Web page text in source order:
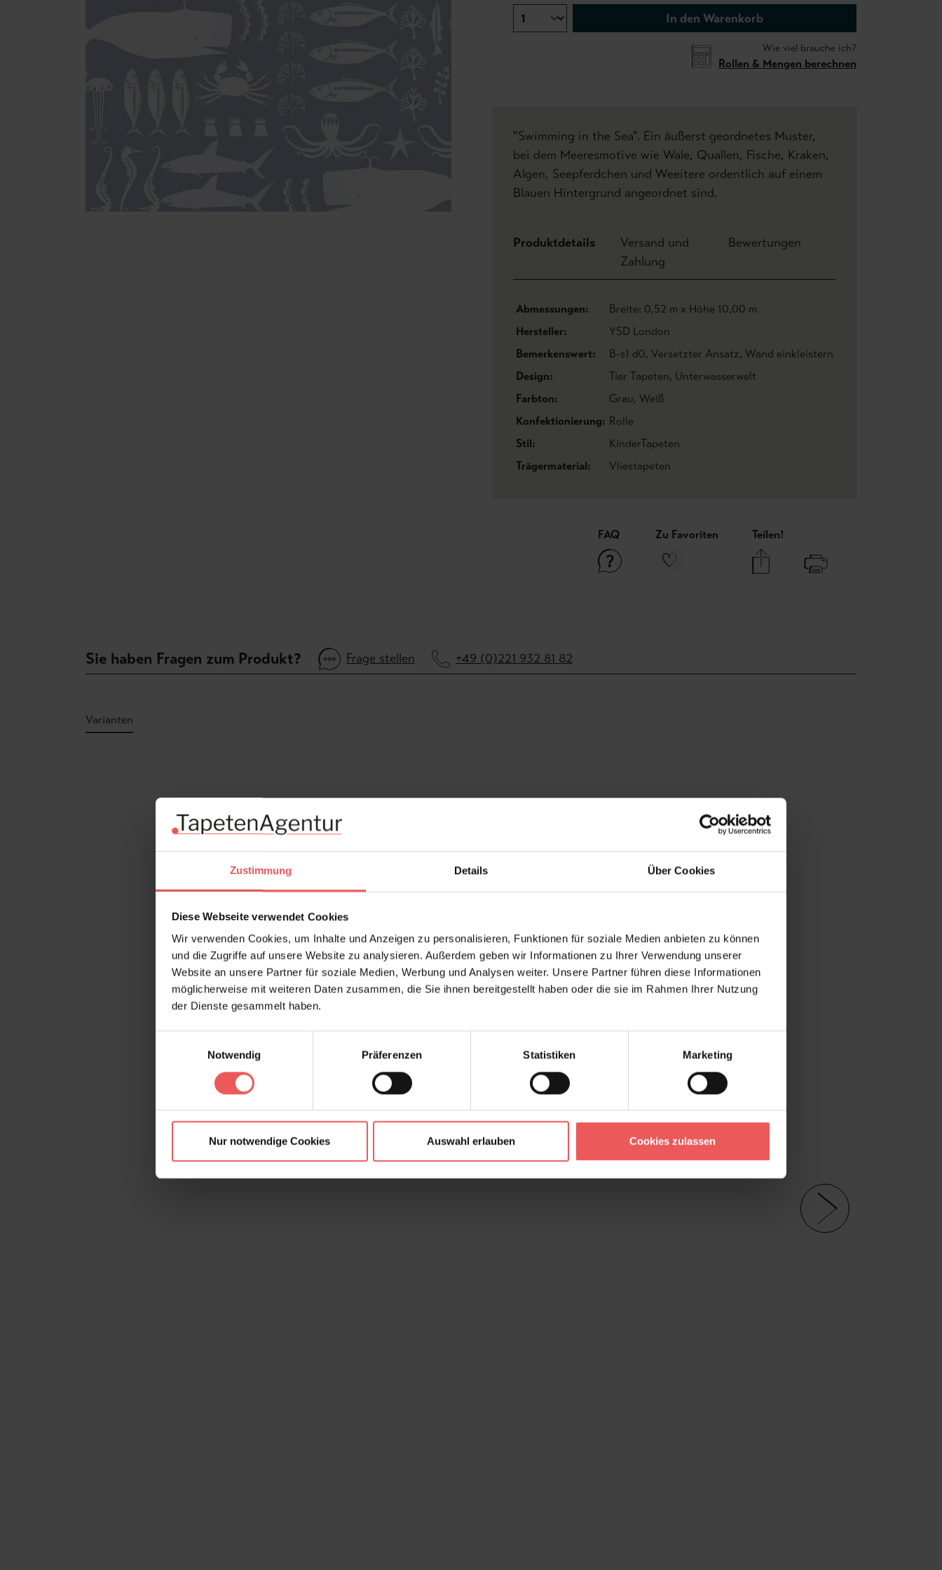
Zustimmung Details Über Cookies
Diese Webseite verwendet Cookies
Wir verwenden Cookies, um Inhalte und Anzeigen zu personalisieren, Funktionen für soziale Medien anbieten zu können
und die Zugriffe auf unsere Website zu analysieren. Außerdem geben wir Informationen zu Ihrer Verwendung unserer
Website an unsere Partner für soziale Medien, Werbung und Analysen weiter. Unsere Partner führen diese Informationen
möglicherweise mit weiteren Daten zusammen, die Sie ihnen bereitgestellt haben oder die sie im Rahmen Ihrer Nutzung
der Dienste gesammelt haben.
Notwendig
Präferenzen Statistiken Marketing
Nur notwendige Cookies Auswahl erlauben Cookies zulassen
In den Warenkorb
Wie viel brauche ich?
Rollen & Mengen berechnen
"Swimming in the Sea". Ein äußerst geordnetes Muster,
bei dem Meeresmotive wie Wale, Quallen, Fische, Kraken,
Algen, Seepferdchen und Weeitere ordentlich auf einem
Blauen Hintergrund angeordnet sind.
Produktdetails
Versand und
Zahlung
Bewertungen
Abmessungen:
Breite: 0,52 m x Höhe 10,00 m
Hersteller:
YSD London
Bemerkenswert:
B-s1 d0, Versetzter Ansatz, Wand einkleistern
Design:
Tier Tapeten, Unterwasserwelt
Farbton:
Grau, Weiß
Konfektionierung: Rolle
Stil:
KinderTapeten
Trägermaterial:
Vliestapeten
FAQ Zu Favoriten Teilen!
Sie haben Fragen zum Produkt? Frage stellen +49 (0)221 932 81 82
Varianten